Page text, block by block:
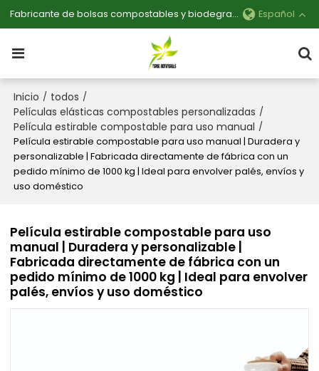
Fabricante de bolsas compostables y biodegradables personalizables Español
Inicio / todos /
Películas elásticas compostables personalizadas /
Película estirable compostable para uso manual /
Película estirable compostable para uso manual | Duradera y
personalizable | Fabricada directamente de fábrica con un
pedido mínimo de 1000 kg | Ideal para envolver palés, envíos y
uso doméstico
Película estirable compostable para uso
manual | Duradera y personalizable |
Fabricada directamente de fábrica con un
pedido mínimo de 1000 kg | Ideal para envolver
palés, envíos y uso doméstico